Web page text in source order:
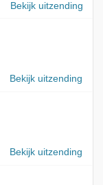
Bekijk uitzending
Bekijk uitzending
Bekijk uitzending